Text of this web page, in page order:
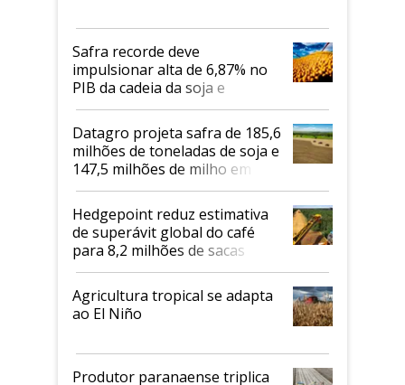
Safra recorde deve
impulsionar alta de 6,87% no
PIB da cadeia da soja e
biodiesel em 2026
Datagro projeta safra de 185,6
milhões de toneladas de soja e
147,5 milhões de milho em
2026/27
Hedgepoint reduz estimativa
de superávit global do café
para 8,2 milhões de sacas
Agricultura tropical se adapta
ao El Niño
Produtor paranaense triplica